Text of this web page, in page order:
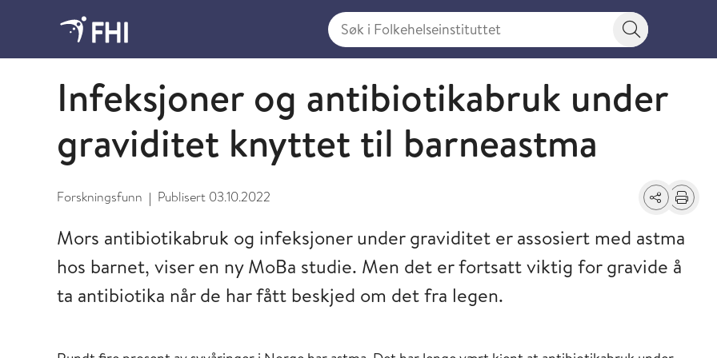
Søk i Folkehelseinstituttet
Søkeknapp
2022 - nyheter fra FHI
Infeksjoner og antibiotikabruk under
graviditet knyttet til barneastma
Forskningsfunn | Publisert 03.10.2022 Del Skriv ut
Mors antibiotikabruk og infeksjoner under graviditet er assosiert med astma
hos barnet, viser en ny MoBa studie. Men det er fortsatt viktig for gravide å
ta antibiotika når de har fått beskjed om det fra legen.